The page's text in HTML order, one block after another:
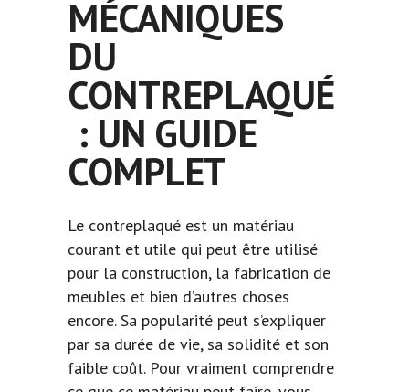
MÉCANIQUES
DU
CONTREPLAQUÉ
: UN GUIDE
COMPLET
Le contreplaqué est un matériau
courant et utile qui peut être utilisé
pour la construction, la fabrication de
meubles et bien d’autres choses
encore. Sa popularité peut s’expliquer
par sa durée de vie, sa solidité et son
faible coût. Pour vraiment comprendre